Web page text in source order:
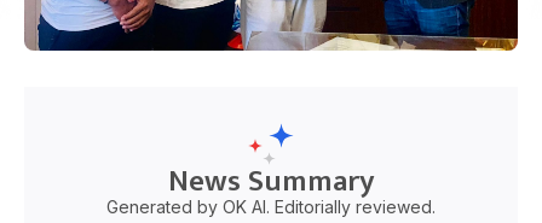
News Summary
Generated by OK AI. Editorially reviewed.